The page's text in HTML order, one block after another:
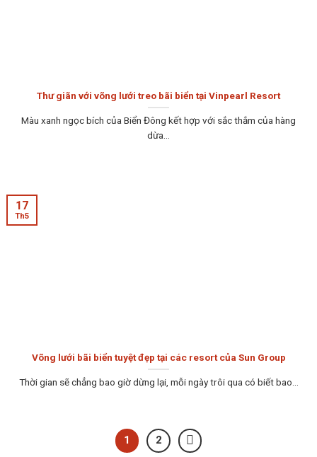
Thư giãn với võng lưới treo bãi biển tại Vinpearl Resort
Màu xanh ngọc bích của Biển Đông kết hợp với sắc thắm của hàng
dừa...
Võng lưới bãi biển tuyệt đẹp tại các resort của Sun Group
Thời gian sẽ chẳng bao giờ dừng lại, mỗi ngày trôi qua có biết bao...
17
Th5
1 2